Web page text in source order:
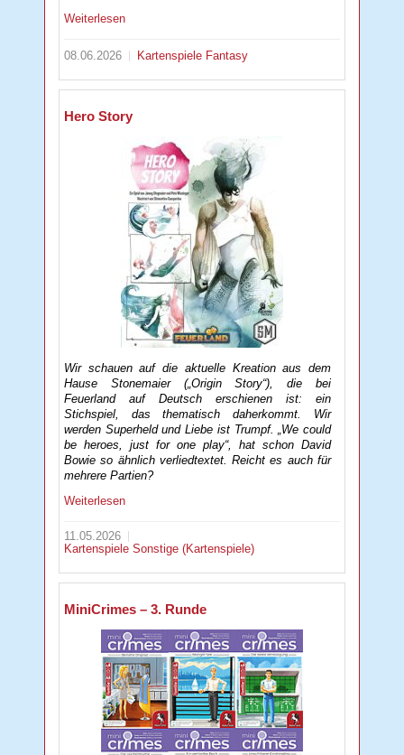
Weiterlesen
08.06.2026 Kartenspiele Fantasy
Hero Story
Wir schauen auf die aktuelle Kreation aus dem
Hause Stonemaier („Origin Story“), die bei
Feuerland auf Deutsch erschienen ist: ein
Stichspiel, das thematisch daherkommt. Wir
werden Superheld und Liebe ist Trumpf. „We could
be heroes, just for one play“, hat schon David
Bowie so ähnlich verliedtextet. Reicht es auch für
mehrere Partien?
Weiterlesen
11.05.2026
KartenspieleSonstige (Kartenspiele)
MiniCrimes – 3. Runde